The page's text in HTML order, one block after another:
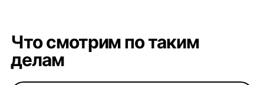
Что смотрим по таким
делам